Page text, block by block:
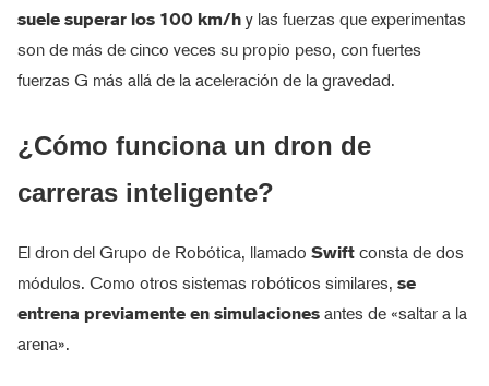
suele superar los 100 km/h y las fuerzas que experimentas
son de más de cinco veces su propio peso, con fuertes
fuerzas G más allá de la aceleración de la gravedad.
¿Cómo funciona un dron de
carreras inteligente?
El dron del Grupo de Robótica, llamado Swift consta de dos
módulos. Como otros sistemas robóticos similares, se
entrena previamente en simulaciones antes de «saltar a la
arena».